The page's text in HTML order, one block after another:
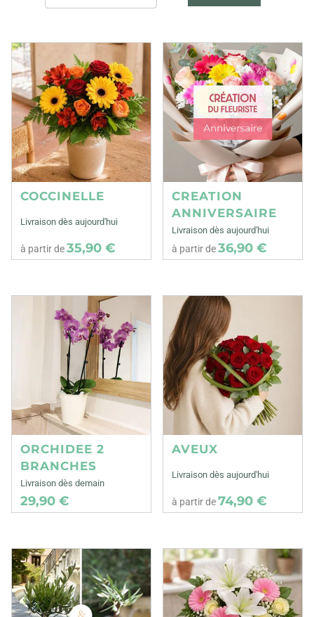
COCCINELLE
Livraison dès aujourd'hui
à partir de35,90 €
CREATION
ANNIVERSAIRE
Livraison dès aujourd'hui
à partir de36,90 €
ORCHIDEE 2
BRANCHES
Livraison dès demain
29,90 €
AVEUX
Livraison dès aujourd'hui
à partir de74,90 €